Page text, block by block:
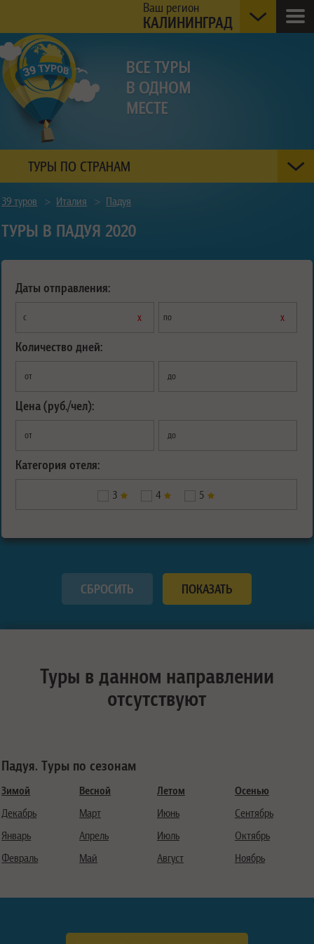
Ваш регион
КАЛИНИНГРАД
ТУРЫ ПО СТРАНАМ
39 туров > Италия > Падуя
ТУРЫ В ПАДУЯ 2020
Даты отправления:
с х по х
Количество дней:
от до
Цена (руб./чел):
от до
Категория отеля:
3 4 5
Туры в данном направлении
отсутствуют
Падуя. Туры по сезонам
Зимой
Декабрь
Январь
Февраль
Весной
Март
Апрель
Май
Летом
Июнь
Июль
Август
Осенью
Сентябрь
Октябрь
Ноябрь